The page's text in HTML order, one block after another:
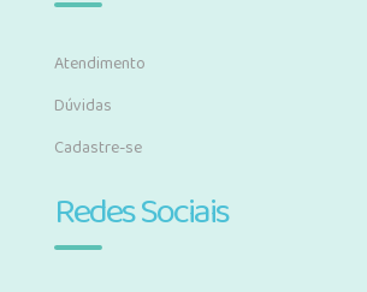
Atendimento
Dúvidas
Cadastre-se
Redes Sociais